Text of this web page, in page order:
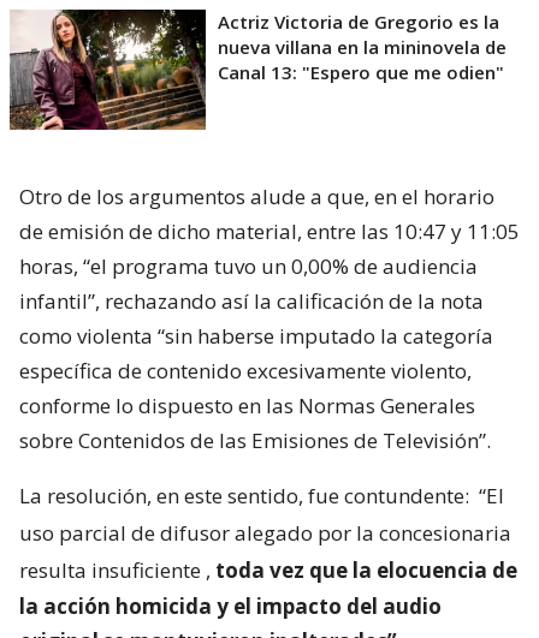
Actriz Victoria de Gregorio es la
nueva villana en la mininovela de
Canal 13: "Espero que me odien"
Otro de los argumentos alude a que, en el horario
de emisión de dicho material, entre las 10:47 y 11:05
horas, “el programa tuvo un 0,00% de audiencia
infantil”, rechazando así la calificación de la nota
como violenta “sin haberse imputado la categoría
específica de contenido excesivamente violento,
conforme lo dispuesto en las Normas Generales
sobre Contenidos de las Emisiones de Televisión”.
La resolución, en este sentido, fue contundente: “El
uso parcial de difusor alegado por la concesionaria
resulta insuficiente , toda vez que la elocuencia de
la acción homicida y el impacto del audio